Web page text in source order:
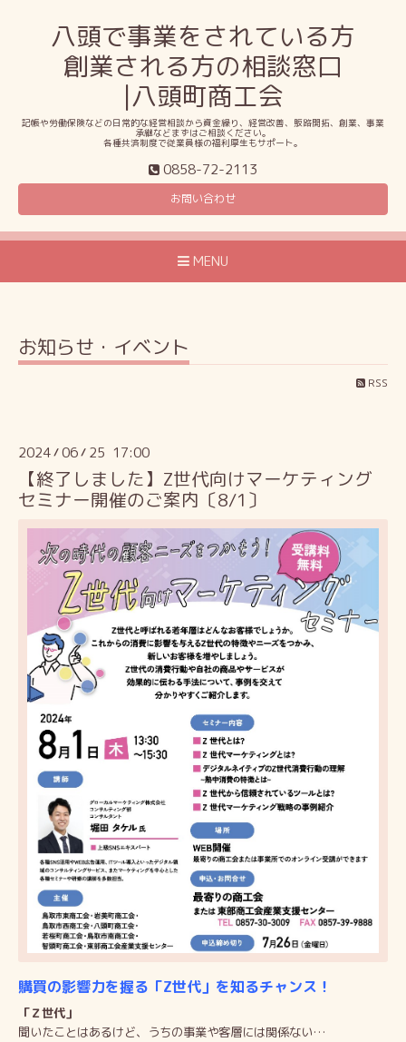
八頭で事業をされている方
創業される方の相談窓口
|八頭町商工会
記帳や労働保険などの日常的な経営相談から資金繰り、経営改善、販路開拓、創業、事業
承継などまずはご相談ください。
各種共済制度で従業員様の福利厚生もサポート。
0858-72-2113
お問い合わせ
MENU
お知らせ・イベント
RSS
2024/06/ 25 17:00
【終了しました】Z世代向けマーケティング
セミナー開催のご案内〔8/1〕
購買の影響力を握る「Z世代」を知るチャンス！
「Ｚ世代」
聞いたことはあるけど、うちの事業や客層には関係ない…